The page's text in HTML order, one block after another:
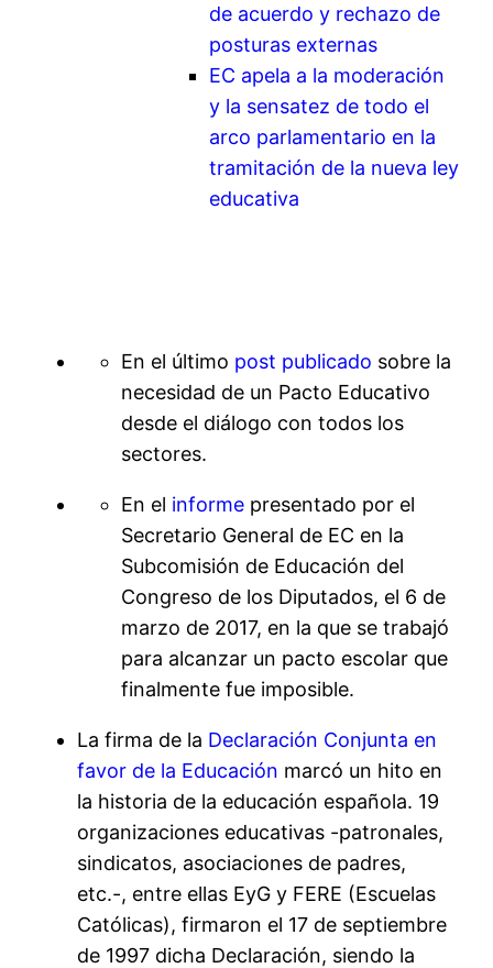
de acuerdo y rechazo de
posturas externas
EC apela a la moderación
y la sensatez de todo el
arco parlamentario en la
tramitación de la nueva ley
educativa
En el último post publicado sobre la
necesidad de un Pacto Educativo
desde el diálogo con todos los
sectores.
En el informe presentado por el
Secretario General de EC en la
Subcomisión de Educación del
Congreso de los Diputados, el 6 de
marzo de 2017, en la que se trabajó
para alcanzar un pacto escolar que
finalmente fue imposible.
La firma de la Declaración Conjunta en
favor de la Educación marcó un hito en
la historia de la educación española. 19
organizaciones educativas -patronales,
sindicatos, asociaciones de padres,
etc.-, entre ellas EyG y FERE (Escuelas
Católicas), firmaron el 17 de septiembre
de 1997 dicha Declaración, siendo la